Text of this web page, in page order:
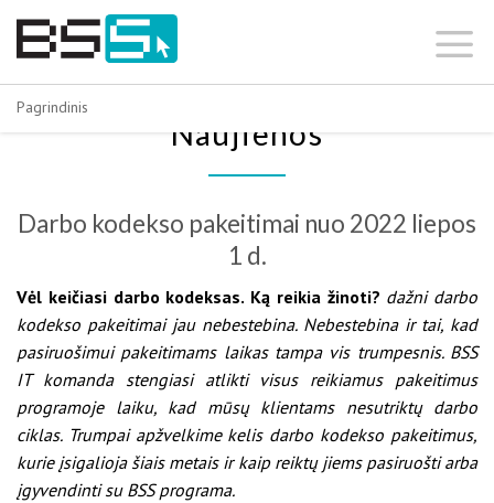
Skip
Pagrindinis
Naujienos
Darbo kodekso pakeitimai nuo 2022 liepos
1 d.
Vėl keičiasi darbo kodeksas. Ką reikia žinoti? dažni darbo
kodekso pakeitimai jau nebestebina. Nebestebina ir tai, kad
pasiruošimui pakeitimams laikas tampa vis trumpesnis. BSS
IT komanda stengiasi atlikti visus reikiamus pakeitimus
programoje laiku, kad mūsų klientams nesutriktų darbo
ciklas. Trumpai apžvelkime kelis darbo kodekso pakeitimus,
kurie įsigalioja šiais metais ir kaip reiktų jiems pasiruošti arba
įgyvendinti su BSS programa.